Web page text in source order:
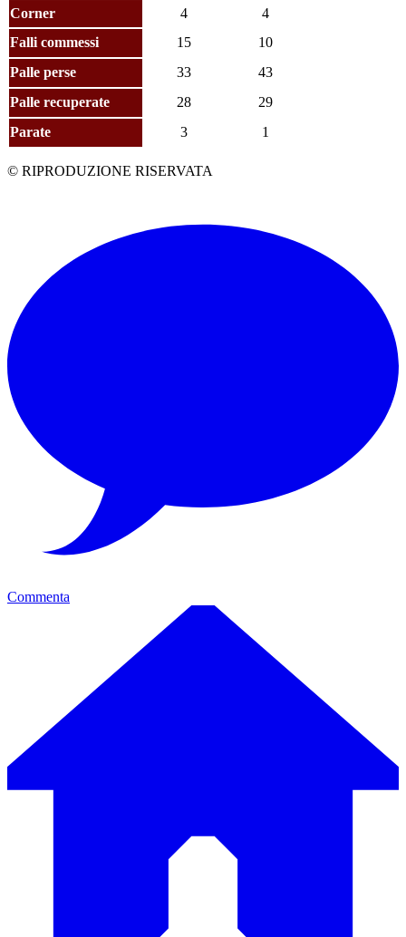
Corner
4
4
Falli commessi
15
10
Palle perse
33
43
Palle recuperate
28
29
Parate
3 1
© RIPRODUZIONE RISERVATA
Commenta